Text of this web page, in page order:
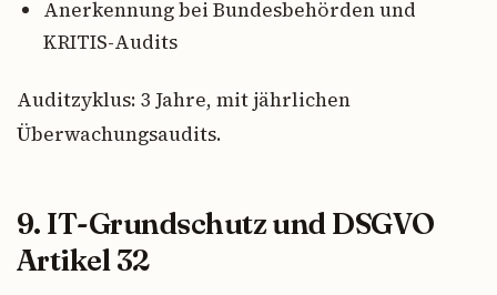
Anerkennung bei Bundesbehörden und
KRITIS-Audits
Auditzyklus: 3 Jahre, mit jährlichen
Überwachungsaudits.
9. IT-Grundschutz und DSGVO
Artikel 32